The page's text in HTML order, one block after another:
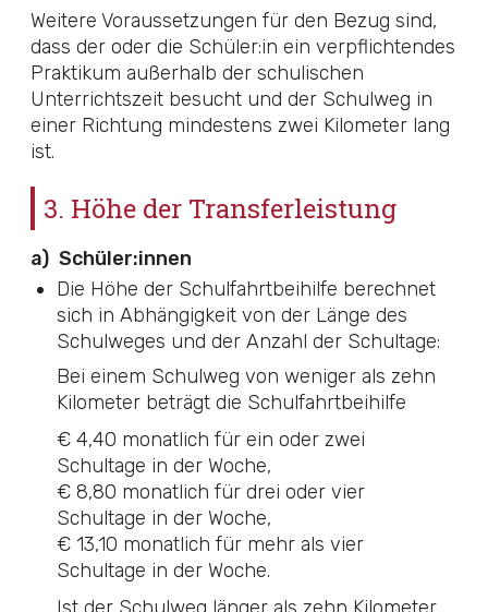
Weitere Voraussetzungen für den Bezug sind,
dass der oder die Schüler:in ein verpflichtendes
Praktikum außerhalb der schulischen
Unterrichtszeit besucht und der Schulweg in
einer Richtung mindestens zwei Kilometer lang
ist.
3. Höhe der Transferleistung
a) Schüler:innen
Die Höhe der Schulfahrtbeihilfe berechnet
sich in Abhängigkeit von der Länge des
Schulweges und der Anzahl der Schultage:
Bei einem Schulweg von weniger als zehn
Kilometer beträgt die Schulfahrtbeihilfe
€ 4,40 monatlich für ein oder zwei
Schultage in der Woche,
€ 8,80 monatlich für drei oder vier
Schultage in der Woche,
€ 13,10 monatlich für mehr als vier
Schultage in der Woche.